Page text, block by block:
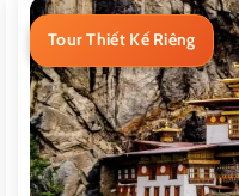
Tour Thiết Kế Riêng